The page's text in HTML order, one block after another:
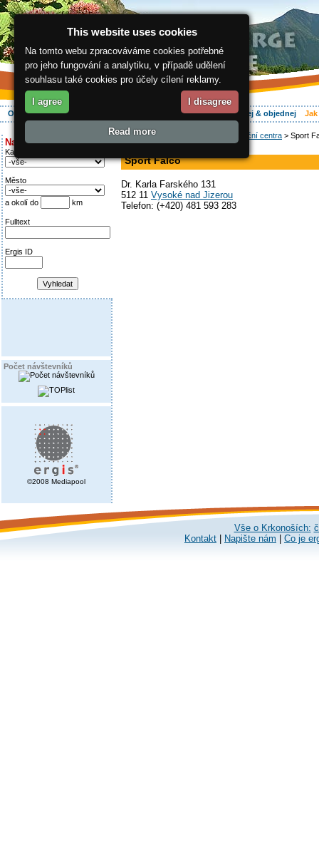
O regionu Aktivně Ubytování Hledej & objednej
Najděte si:
Kategorie
Město
a okolí do km
Fulltext
Ergis ID
Počet návštevníků
©2008 Mediapool
ergis.cz> Informační centra > Sport
Sport Falco
Dr. Karla Farského 131
512 11 Vysoké nad Jizerou
Telefon: (+420) 481 593 283
Vše o Krkonoších:
Kontakt
Napište nám Co je
This website uses cookies
Na tomto webu zpracováváme cookies potřebné
pro jeho fungování a analytiku, v případě udělení
souhlasu také cookies pro účely cílení reklamy.
I agree I disagree
Read more